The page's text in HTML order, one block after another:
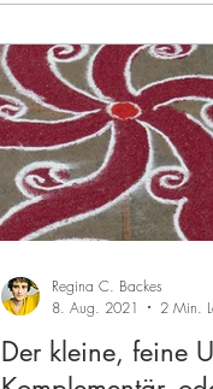
Der kleine, feine
Regina C. Backes
8. Aug. 2021
2 Min.